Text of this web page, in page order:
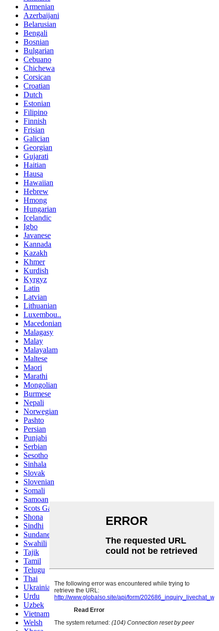
Armenian
Azerbaijani
Belarusian
Bengali
Bosnian
Bulgarian
Cebuano
Chichewa
Corsican
Croatian
Dutch
Estonian
Filipino
Finnish
Frisian
Galician
Georgian
Gujarati
Haitian
Hausa
Hawaiian
Hebrew
Hmong
Hungarian
Icelandic
Igbo
Javanese
Kannada
Kazakh
Khmer
Kurdish
Kyrgyz
Latin
Latvian
Lithuanian
Luxembou..
Macedonian
Malagasy
Malay
Malayalam
Maltese
Maori
Marathi
Mongolian
Burmese
Nepali
Norwegian
Pashto
Persian
Punjabi
Serbian
Sesotho
Sinhala
Slovak
Slovenian
Somali
Samoan
Scots Gaelic
Shona
Sindhi
Sundanese
Swahili
Tajik
Tamil
Telugu
Thai
Ukrainian
Urdu
Uzbek
Vietnamese
Welsh